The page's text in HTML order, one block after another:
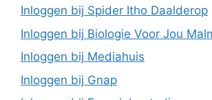
Inloggen bij Spider Itho Daalderop
Inloggen bij Biologie Voor Jou
Inloggen bij Mediahuis
Inloggen bij Gnap